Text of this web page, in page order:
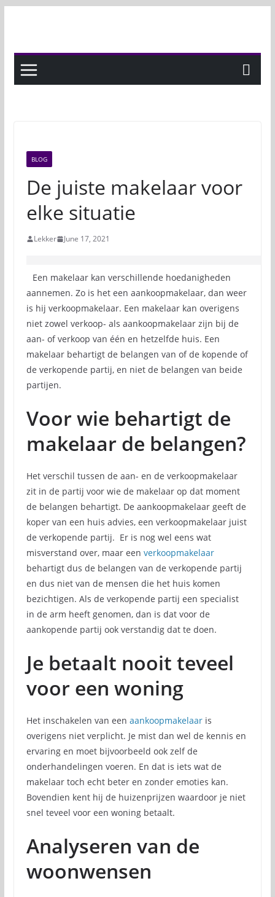
BLOG
De juiste makelaar voor
elke situatie
Lekker June 17, 2021
Een makelaar kan verschillende hoedanigheden
aannemen. Zo is het een aankoopmakelaar, dan weer
is hij verkoopmakelaar. Een makelaar kan overigens
niet zowel verkoop- als aankoopmakelaar zijn bij de
aan- of verkoop van één en hetzelfde huis. Een
makelaar behartigt de belangen van of de kopende of
de verkopende partij, en niet de belangen van beide
partijen.
Voor wie behartigt de
makelaar de belangen?
Het verschil tussen de aan- en de verkoopmakelaar
zit in de partij voor wie de makelaar op dat moment
de belangen behartigt. De aankoopmakelaar geeft de
koper van een huis advies, een verkoopmakelaar juist
de verkopende partij. Er is nog wel eens wat
misverstand over, maar een verkoopmakelaar
behartigt dus de belangen van de verkopende partij
en dus niet van de mensen die het huis komen
bezichtigen. Als de verkopende partij een specialist
in de arm heeft genomen, dan is dat voor de
aankopende partij ook verstandig dat te doen.
Je betaalt nooit teveel
voor een woning
Het inschakelen van een aankoopmakelaaris
overigens niet verplicht. Je mist dan wel de kennis en
ervaring en moet bijvoorbeeld ook zelf de
onderhandelingen voeren. En dat is iets wat de
makelaar toch echt beter en zonder emoties kan.
Bovendien kent hij de huizenprijzen waardoor je niet
snel teveel voor een woning betaalt.
Analyseren van de
woonwensen